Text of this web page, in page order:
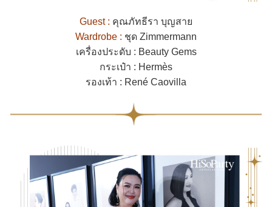
Guest : คุณภัทธีรา บุญสาย
Wardrobe : ชุด Zimmermann
เครื่องประดับ : Beauty Gems
กระเป๋า : Hermès
รองเท้า : René Caovilla